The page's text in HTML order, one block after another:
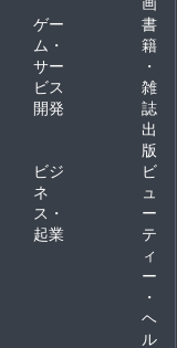
ゲー
ム・
サー
ビス
開発
書
籍
・
雑
誌
出
版
ビジ
ネ
ス・
起業
ビ
ュ
ー
テ
ィ
ー
・
ヘ
ル